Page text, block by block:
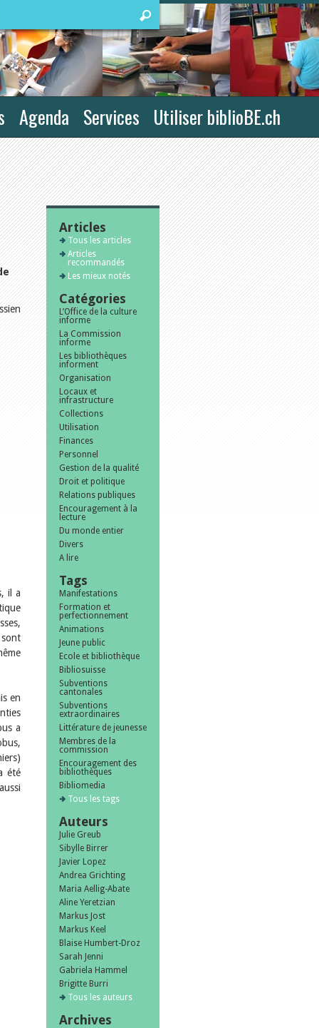
Agenda Services Utiliser biblioBE.ch
il a
en
a
été
Articles
Tous les articles
Articles
recommandés
Les mieux notés
Catégories
L’Office de la culture
informe
La Commission
informe
Les bibliothèques
informent
Organisation
Locaux et
infrastructure
Collections
Utilisation
Finances
Personnel
Gestion de la qualité
Droit et politique
Relations publiques
Encouragement à la
lecture
Du monde entier
Divers
A lire
Tags
Manifestations
Formation et
perfectionnement
Animations
Jeune public
Ecole et bibliothèque
Bibliosuisse
Subventions
cantonales
Subventions
extraordinaires
Littérature de jeunesse
Membres de la
commission
Encouragement des
bibliothèques
Bibliomedia
Tous les tags
Auteurs
Julie Greub
Sibylle Birrer
Javier Lopez
Andrea Grichting
Maria Aellig-Abate
Aline Yeretzian
Markus Jost
Markus Keel
Blaise Humbert-Droz
Sarah Jenni
Gabriela Hammel
Brigitte Burri
Tous les auteurs
Archives